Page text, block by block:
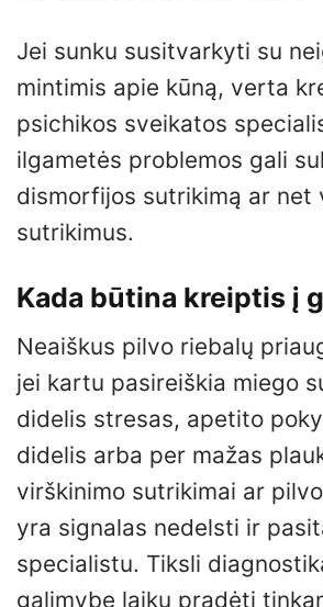
Jei sunku susitvarkyti su
mintimis apie kūną, verta
psichikos sveikatos
ilgametės problemos gali
dismorfijos sutrikimą ar net
sutrikimus.
Kada būtina kreiptis į
Neaiškus pilvo riebalų
jei kartu pasireiškia miego
didelis stresas, apetito
didelis arba per mažas
virškinimo sutrikimai ar
yra signalas nedelsti ir
specialistu. Tiksli
galimybę laiku pradėti